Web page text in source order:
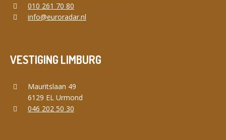
010 261 70 80
info@euroradar.nl
VESTIGING LIMBURG
Mauritslaan 49
6129 EL Urmond
046 202 50 30